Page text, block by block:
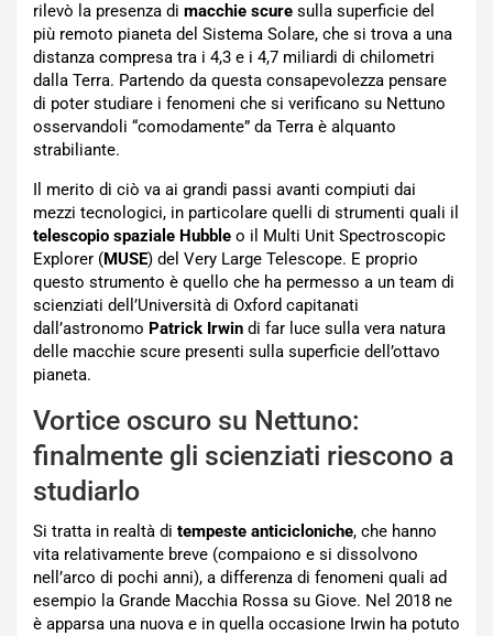
rilevò la presenza di macchie scure sulla superficie del
più remoto pianeta del Sistema Solare, che si trova a una
distanza compresa tra i 4,3 e i 4,7 miliardi di chilometri
dalla Terra. Partendo da questa consapevolezza pensare
di poter studiare i fenomeni che si verificano su Nettuno
osservandoli “comodamente” da Terra è alquanto
strabiliante.
Il merito di ciò va ai grandi passi avanti compiuti dai
mezzi tecnologici, in particolare quelli di strumenti quali il
telescopio spaziale Hubble o il Multi Unit Spectroscopic
Explorer (MUSE) del Very Large Telescope. E proprio
questo strumento è quello che ha permesso a un team di
scienziati dell’Università di Oxford capitanati
dall’astronomo Patrick Irwin di far luce sulla vera natura
delle macchie scure presenti sulla superficie dell’ottavo
pianeta.
Vortice oscuro su Nettuno:
finalmente gli scienziati riescono a
studiarlo
Si tratta in realtà di tempeste anticicloniche, che hanno
vita relativamente breve (compaiono e si dissolvono
nell’arco di pochi anni), a differenza di fenomeni quali ad
esempio la Grande Macchia Rossa su Giove. Nel 2018 ne
è apparsa una nuova e in quella occasione Irwin ha potuto